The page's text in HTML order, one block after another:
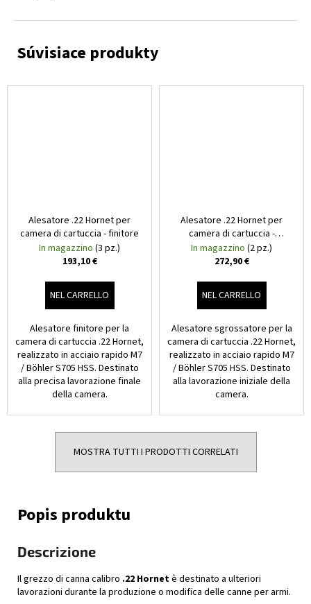
Alesatore .22 Hornet per
camera di cartuccia - finitore
In magazzino (3 pz.)
193,10 €
NEL CARRELLO
Alesatore finitore per la
camera di cartuccia .22 Hornet,
realizzato in acciaio rapido M7
/ Böhler S705 HSS. Destinato
alla precisa lavorazione finale
della camera.
Alesatore .22 Hornet per
camera di cartuccia -
sgrossatore
In magazzino (2 pz.)
272,90 €
NEL CARRELLO
Alesatore sgrossatore per la
camera di cartuccia .22 Hornet,
realizzato in acciaio rapido M7
/ Böhler S705 HSS. Destinato
alla lavorazione iniziale della
camera.
MOSTRA TUTTI I PRODOTTI CORRELATI
Descrizione
Il grezzo di canna calibro .22 Hornetè destinato a ulteriori
lavorazioni durante la produzione o modifica delle canne per armi.